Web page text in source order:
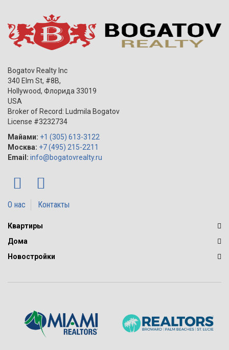
Bogatov Realty Inc
340 Elm St, #8B,
Hollywood, Флорида 33019
USA
Broker of Record: Ludmila Bogatov
License #3232734
Майами: +1 (305) 613-3122
Москва: +7 (495) 215-2211
Email: info@bogatovrealty.ru
О нас Контакты
Квартиры
Дома
Новостройки